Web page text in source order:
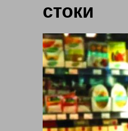
стоки